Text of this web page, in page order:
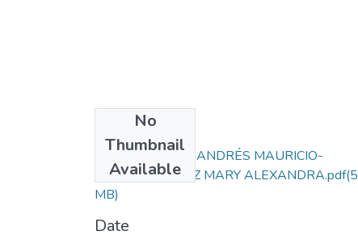
No
Thumbnail
Available
MEDINA SEÑAS ANDRÉS MAURICIO-
PERDOMO ORTIZ MARY ALEXANDRA.pdf
MB)
Date